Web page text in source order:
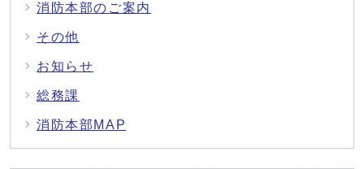
消防本部のご案内
その他
お知らせ
総務課
消防本部MAP